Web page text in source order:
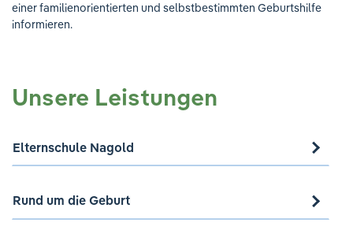
einer familienorientierten und selbstbestimmten Geburtshilfe
informieren.
Unsere Leistungen
Elternschule Nagold
Rund um die Geburt